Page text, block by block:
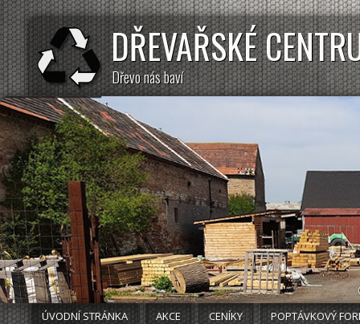
DŘEVAŘSKÉ
Dřevo nás baví
ÚVODNÍ STRÁNKA AKCE CENÍKY POPTÁVKOVÝ